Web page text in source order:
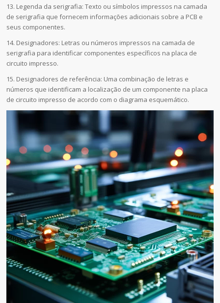
13. Legenda da serigrafia: Texto ou símbolos impressos na camada
de serigrafia que fornecem informações adicionais sobre a PCB e
seus componentes.
14. Designadores: Letras ou números impressos na camada de
serigrafia para identificar componentes específicos na placa de
circuito impresso.
15. Designadores de referência: Uma combinação de letras e
números que identificam a localização de um componente na placa
de circuito impresso de acordo com o diagrama esquemático.